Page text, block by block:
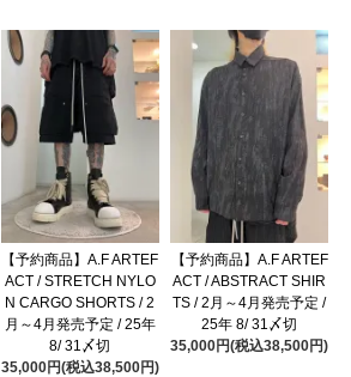
【予約商品】A.F ARTEF
ACT / STRETCH NYLO
N CARGO SHORTS / 2
月～4月発売予定 / 25年
8/ 31〆切
35,000円(税込38,500円)
【予約商品】A.F ARTEF
ACT / ABSTRACT SHIR
TS / 2月～4月発売予定 /
25年 8/ 31〆切
35,000円(税込38,500円)